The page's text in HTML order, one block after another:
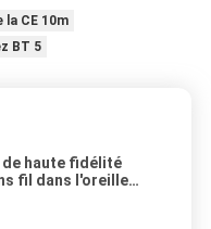
CE 10m
BT 5
de haute fidélité
fil dans l'oreille